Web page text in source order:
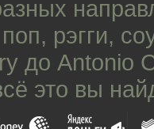
поп, рэгги,
до Antonio
это вы